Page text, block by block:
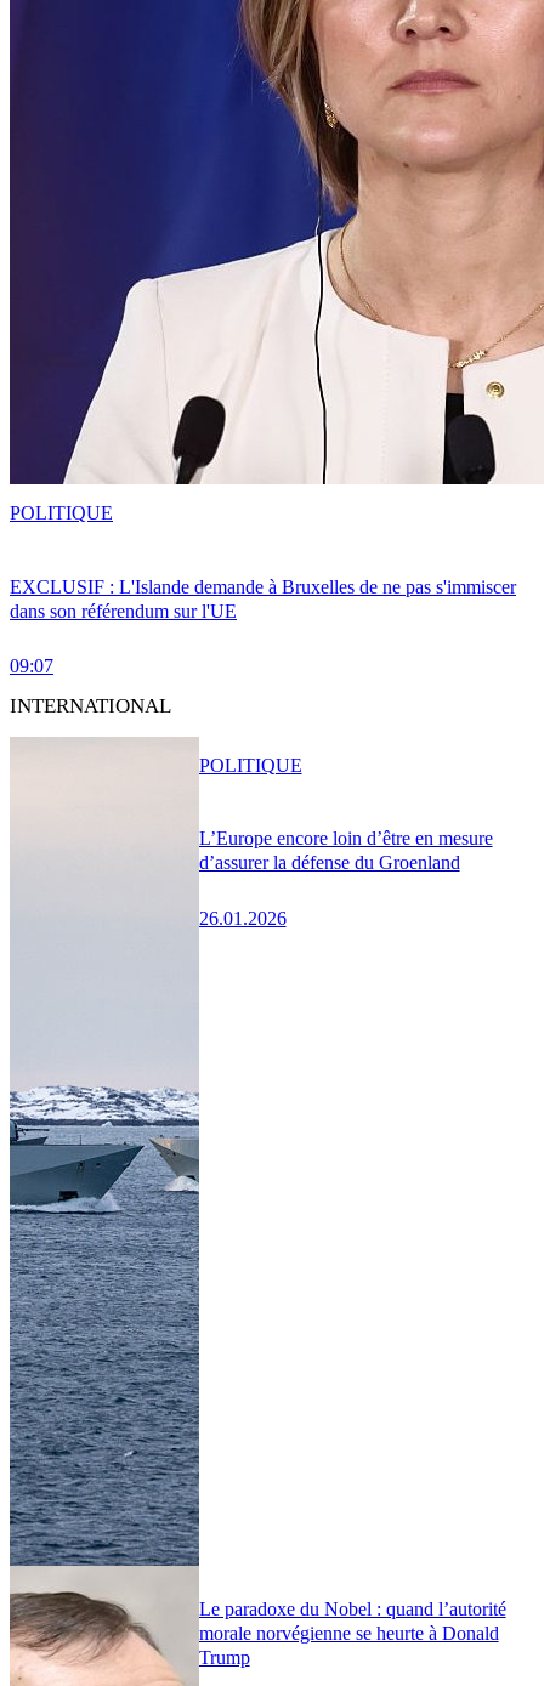
EXCLUSIF : L'Islande demande à Bruxelles de ne pas s'immiscer
dans son référendum sur l'UE
09:07
POLITIQUE
INTERNATIONAL
L’Europe encore loin d’être en mesure
d’assurer la défense du Groenland
26.01.2026
POLITIQUE
Le paradoxe du Nobel : quand l’autorité
morale norvégienne se heurte à Donald
Trump